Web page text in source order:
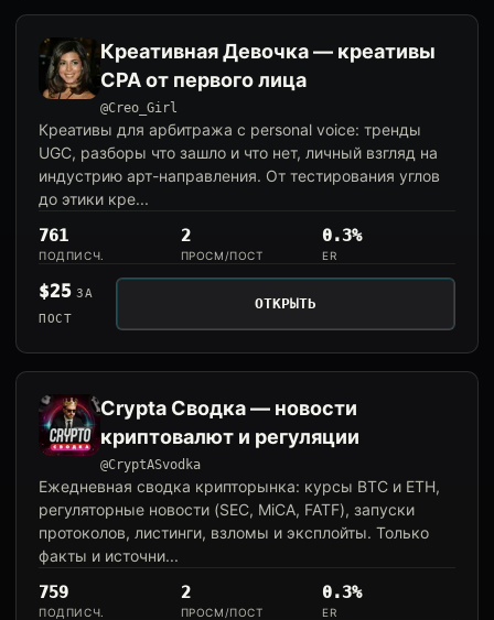
Креативная Девочка — креативы
CPA от первого лица
@Creo_Girl
Креативы для арбитража с personal voice: тренды
UGC, разборы что зашло и что нет, личный взгляд на
индустрию арт-направления. От тестирования углов
до этики кре...
761
ПОДПИСЧ.
2
ПРОСМ/ПОСТ
0.3%
ER
$25 ЗА
ПОСТ
ОТКРЫТЬ
Crypta Сводка — новости
криптовалют и регуляции
@CryptASvodka
Ежедневная сводка крипторынка: курсы BTC и ETH,
регуляторные новости (SEC, MiCA, FATF), запуски
протоколов, листинги, взломы и эксплойты. Только
факты и источни...
759
ПОДПИСЧ.
2
ПРОСМ/ПОСТ
0.3%
ER